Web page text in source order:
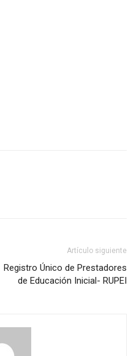
Artículo siguiente
Registro Único de Prestadores
de Educación Inicial- RUPEI